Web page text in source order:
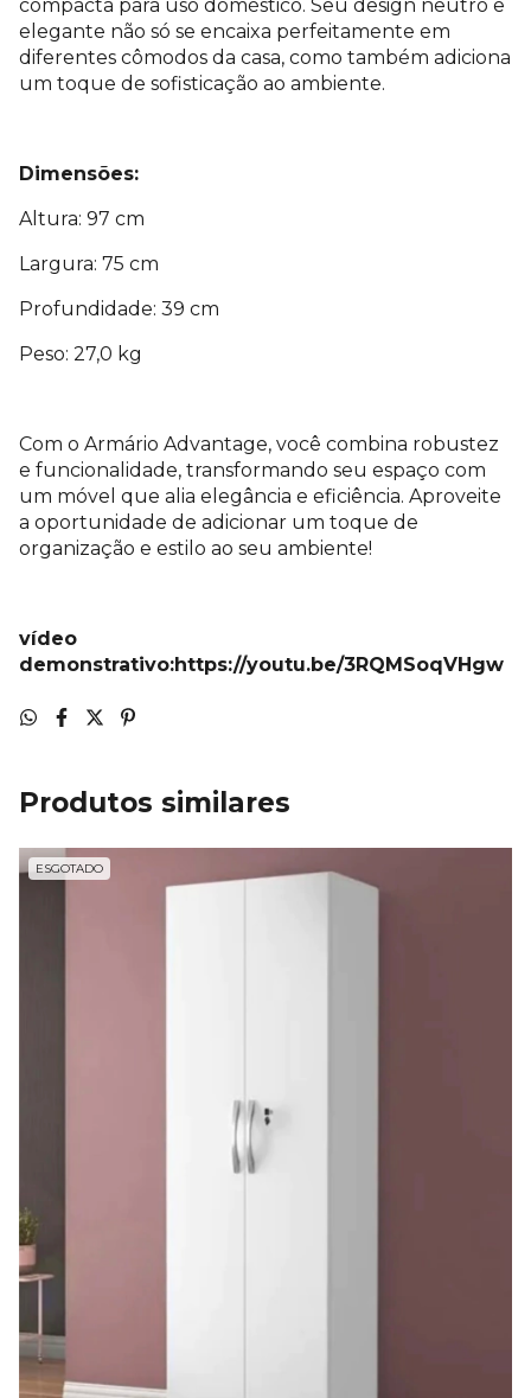
compacta para uso doméstico. Seu design neutro e
elegante não só se encaixa perfeitamente em
diferentes cômodos da casa, como também adiciona
um toque de sofisticação ao ambiente.
Dimensões:
Altura: 97 cm
Largura: 75 cm
Profundidade: 39 cm
Peso: 27,0 kg
Com o Armário Advantage, você combina robustez
e funcionalidade, transformando seu espaço com
um móvel que alia elegância e eficiência. Aproveite
a oportunidade de adicionar um toque de
organização e estilo ao seu ambiente!
vídeo
demonstrativo:https://youtu.be/3RQMSoqVHgw
Produtos similares
ESGOTADO